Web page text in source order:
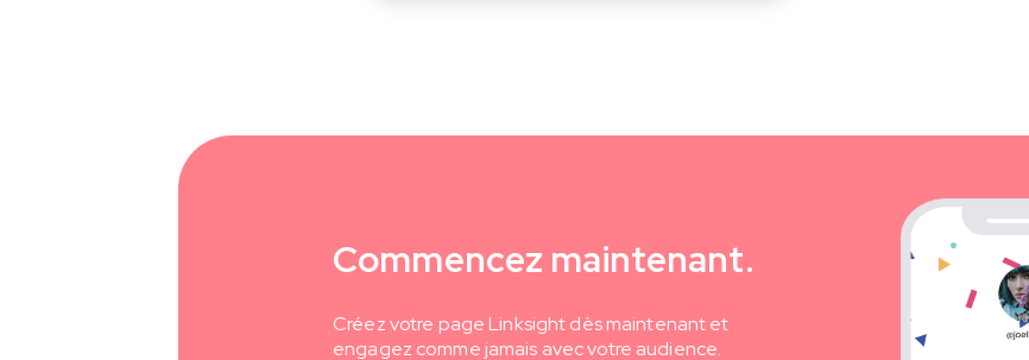
Commencez maintenant.
Créez votre page Linksight dès maintenant et
engagez comme jamais avec votre audience.